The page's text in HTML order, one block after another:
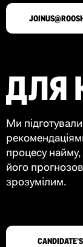
ДЛЯ
Ми підготували
процесу
його
зрозумілим.